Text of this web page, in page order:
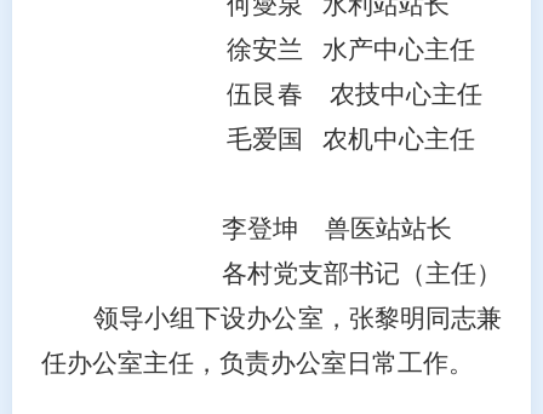
徐安兰
水产中心主任
伍艮春
农技中心主任
毛爱国
农机中心主任
李登坤
兽医站站长
各村党支部书记（主任）
领导小组下设办公室， 张黎明 同志兼
任办公室主任， 负责办公室日常工作。